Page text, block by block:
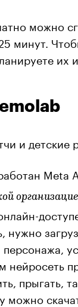
можно
минут.
их
и детские
Meta
нужно
нейросеть
прыгать,
можно